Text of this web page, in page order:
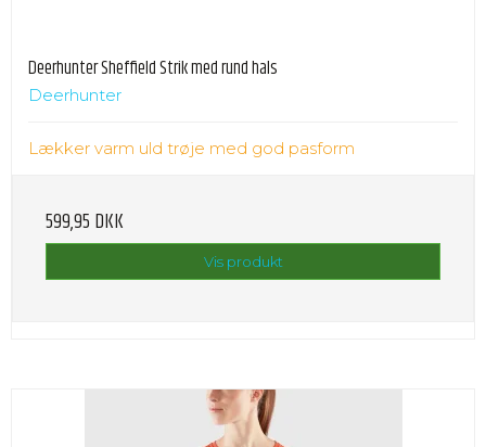
Deerhunter Sheffield Strik med rund hals
Deerhunter
Lækker varm uld trøje med god pasform
599,95 DKK
Vis produkt